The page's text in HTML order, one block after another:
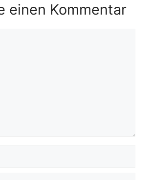
einen Kommentar